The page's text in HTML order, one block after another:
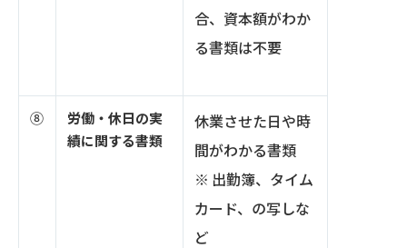
合、資本額がわか
る書類は不要
⑧
労働・休日の実
績に関する書類
休業させた日や時
間がわかる書類
※ 出勤簿、タイム
カード、の写しな
ど